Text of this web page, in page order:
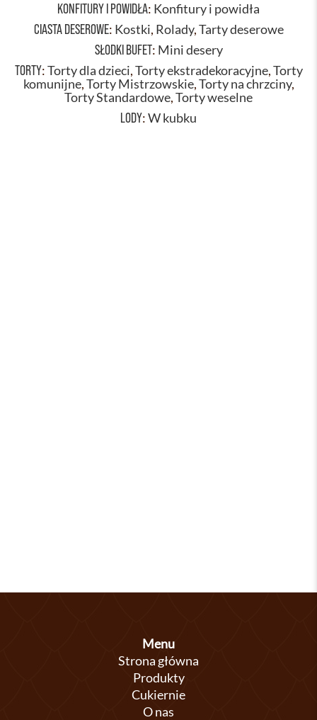
KONFITURY I POWIDŁA: Konfitury i powidła
CIASTA DESEROWE: Kostki, Rolady,Tarty deserowe
SŁODKI BUFET: Mini desery
TORTY:Torty dla dzieci,Torty ekstradekoracyjne,Torty
komunijne,Torty Mistrzowskie,Torty na chrzciny,
Torty Standardowe,Torty weselne
LODY:W kubku
Menu
Strona główna
Produkty
Cukiernie
O nas